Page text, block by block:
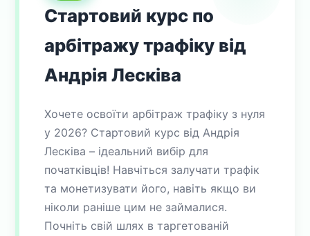
Стартовий курс по
арбітражу трафіку від
Андрія Лесківа
Хочете освоїти арбітраж трафіку з нуля
у 2026? Стартовий курс від Андрія
Лесківа – ідеальний вибір для
початківців! Навчіться залучати трафік
та монетизувати його, навіть якщо ви
ніколи раніше цим не займалися.
Почніть свій шлях в таргетованій